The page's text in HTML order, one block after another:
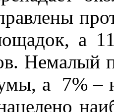
а
Немалый
а 7% –